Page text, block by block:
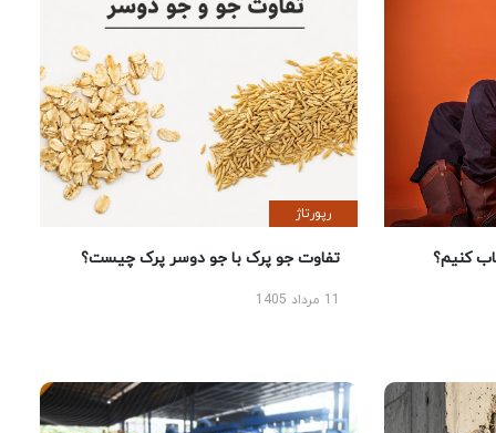
کنیم؟
رپورتاژ
تفاوت جو پرک با جو دوسر پرک چیست؟